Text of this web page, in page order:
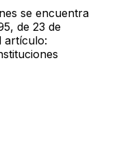
se encuentra
de 23 de
artículo: